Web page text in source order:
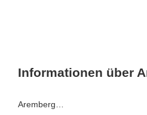
Informationen über
Aremberg…